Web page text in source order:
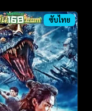
ซับไทย